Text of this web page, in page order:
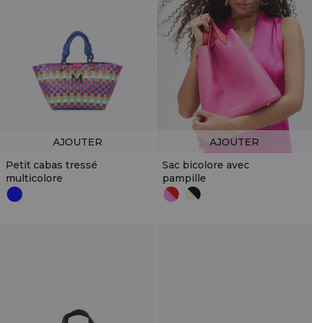
Petit cabas tressé
multicolore
AJOUTER
Sac bicolore avec
pampille
AJOUTER